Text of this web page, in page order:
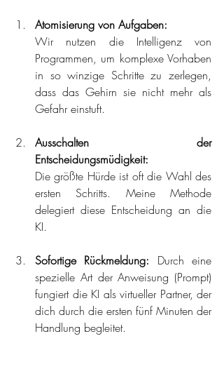
Atomisierung von Aufgaben:
Wir nutzen die Intelligenz von
Programmen, um komplexe Vorhaben
in so winzige Schritte zu zerlegen,
dass das Gehirn sie nicht mehr als
Gefahr einstuft.
Ausschalten der
Entscheidungsmüdigkeit:
Die größte Hürde ist oft die Wahl des
ersten Schritts. Meine Methode
delegiert diese Entscheidung an die
KI.
Sofortige Rückmeldung: Durch eine
spezielle Art der Anweisung (Prompt)
fungiert die KI als virtueller Partner, der
dich durch die ersten fünf Minuten der
Handlung begleitet.